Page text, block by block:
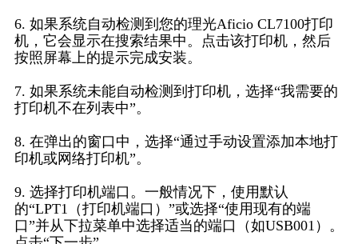
6. 如果系统自动检测到您的理光Aficio CL7100打印
机，它会显示在搜索结果中。点击该打印机，然后
按照屏幕上的提示完成安装。
7. 如果系统未能自动检测到打印机，选择“我需要的
打印机不在列表中”。
8. 在弹出的窗口中，选择“通过手动设置添加本地打
印机或网络打印机”。
9. 选择打印机端口。一般情况下，使用默认
的“LPT1（打印机端口）”或选择“使用现有的端
口”并从下拉菜单中选择适当的端口（如USB001）。